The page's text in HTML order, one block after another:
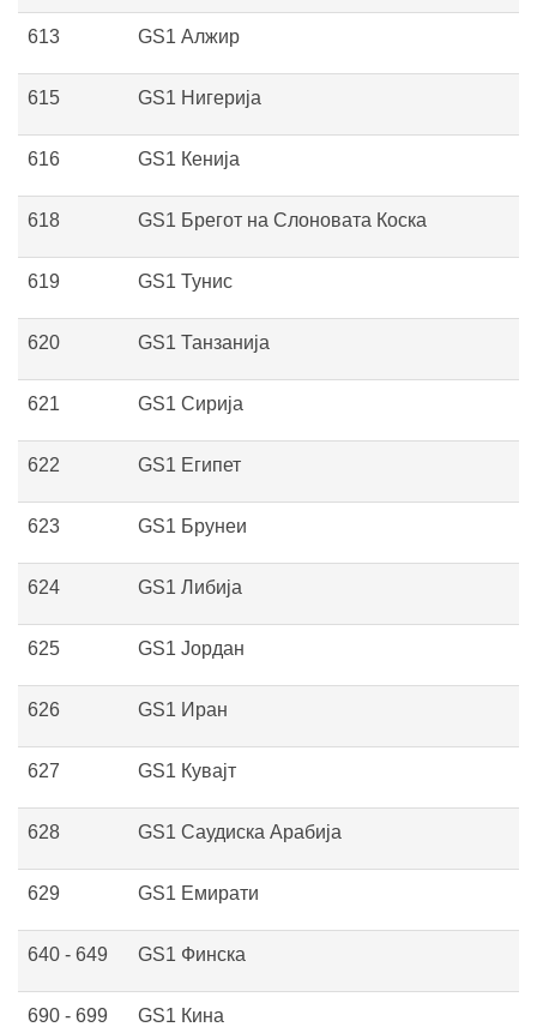
613 GS1 Алжир
615 GS1 Нигерија
616 GS1 Кенија
618 GS1 Брегот на Слоновата Коска
619 GS1 Тунис
620 GS1 Танзанија
621 GS1 Сирија
622 GS1 Египет
623 GS1 Брунеи
624 GS1 Либија
625 GS1 Јордан
626 GS1 Иран
627 GS1 Кувајт
628 GS1 Саудиска Арабија
629 GS1 Емирати
640 - 649 GS1 Финска
690 - 699 GS1 Кина